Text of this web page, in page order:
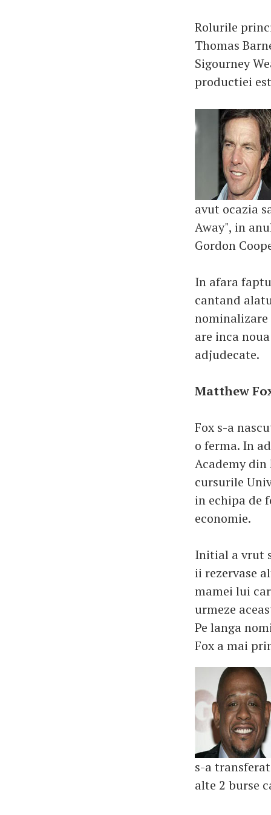
Rolurile
Thomas
Sigourney
productiei
avut ocazia
Away", in
Gordon
In afara
cantand
nominalizare
are inca
adjudecate.
Matthew
Fox s-a
o ferma. In
Academy
cursurile
in echipa de
economie.
Initial a vrut
ii rezervase
mamei lui
urmeze
Pe langa
Fox a mai
s-a
alte 2 burse